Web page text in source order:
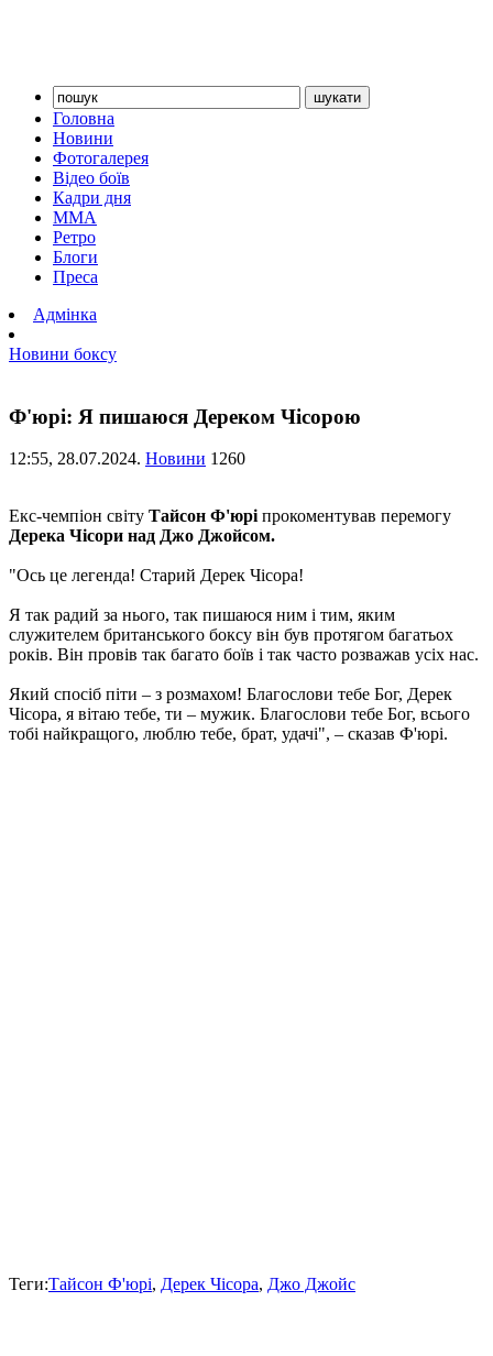
Головна
Новини
Фотогалерея
Відео боїв
Кадри дня
ММА
Ретро
Блоги
Преса
Адмінка
Новини боксу
Ф'юрі: Я пишаюся Дереком Чісорою
12:55, 28.07.2024. Новини 1260
Екс-чемпіон світу Тайсон Ф'юріпрокоментував перемогу
Дерека Чісори над Джо Джойсом.
"Ось це легенда! Старий Дерек Чісора!
Я так радий за нього, так пишаюся ним і тим, яким
служителем британського боксу він був протягом багатьох
років. Він провів так багато боїв і так часто розважав усіх нас.
Який спосіб піти – з розмахом! Благослови тебе Бог, Дерек
Чісора, я вітаю тебе, ти – мужик. Благослови тебе Бог, всього
тобі найкращого, люблю тебе, брат, удачі", – сказав Ф'юрі.
Теги:Тайсон Ф'юрі, Дерек Чісора, Джо Джойс